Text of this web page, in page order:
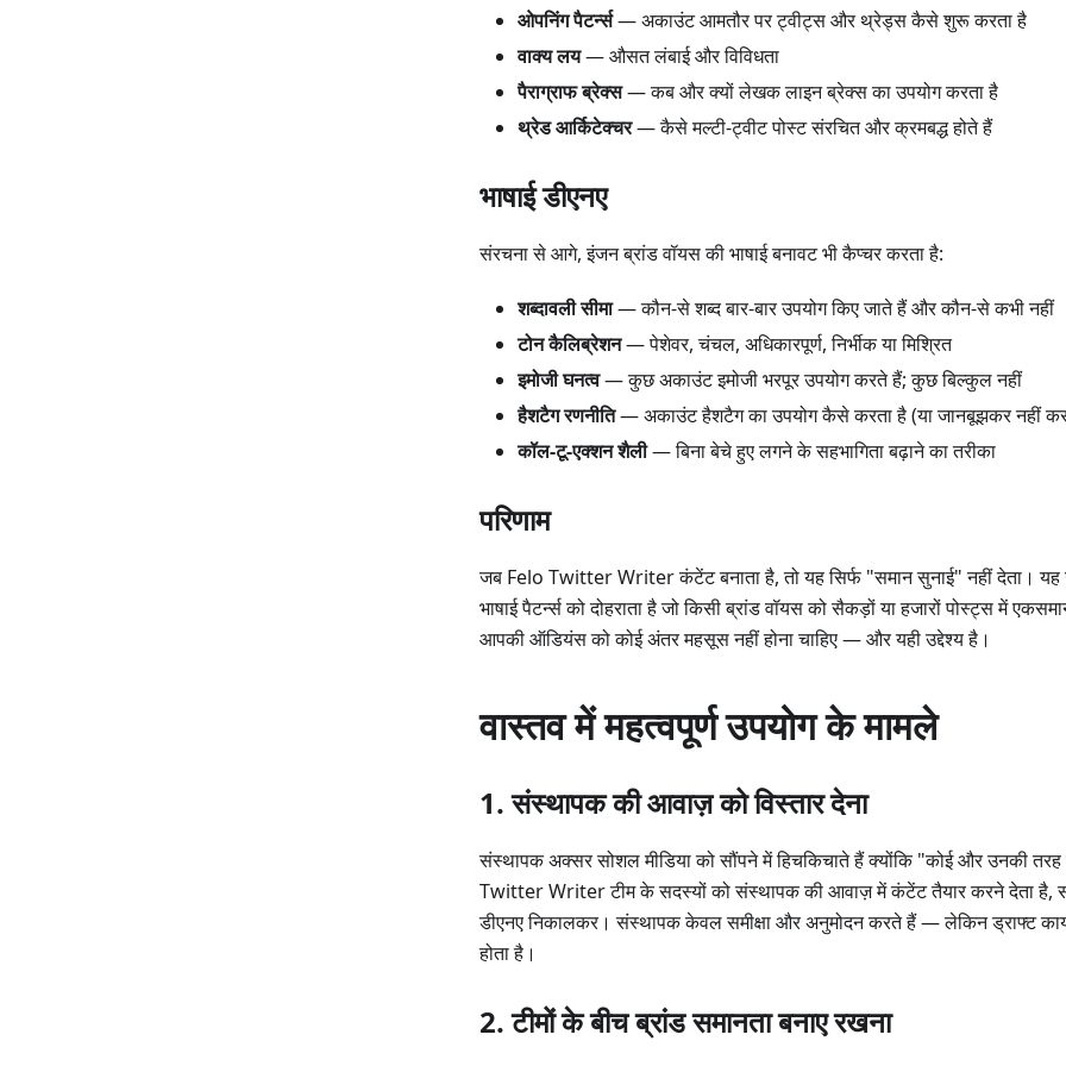
ओपनिंग पैटर्न्स— अकाउंट आमतौर पर ट्वीट्स और थ्रेड्स कैसे शुरू करता है
वाक्य लय— औसत लंबाई और विविधता
पैराग्राफ ब्रेक्स— कब और क्यों लेखक लाइन ब्रेक्स का उपयोग करता है
थ्रेड आर्किटेक्चर— कैसे मल्टी-ट्वीट पोस्ट संरचित और क्रमबद्ध होते हैं
भाषाई डीएनए
संरचना से आगे, इंजन ब्रांड वॉयस की भाषाई बनावट भी कैप्चर करता है:
शब्दावली सीमा— कौन-से शब्द बार-बार उपयोग किए जाते हैं और कौन-से कभी नहीं
टोन कैलिब्रेशन— पेशेवर, चंचल, अधिकारपूर्ण, निर्भीक या मिश्रित
इमोजी घनत्व— कुछ अकाउंट इमोजी भरपूर उपयोग करते हैं; कुछ बिल्कुल नहीं
हैशटैग रणनीति— अकाउंट हैशटैग का उपयोग कैसे करता है (या जानबूझकर नहीं
कॉल-टू-एक्शन शैली— बिना बेचे हुए लगने के सहभागिता बढ़ाने का तरीका
परिणाम
जब Felo Twitter Writer कंटेंट बनाता है, तो यह सिर्फ "समान सुनाई" नहीं देता।
भाषाई पैटर्न्स को दोहराता है जो किसी ब्रांड वॉयस को सैकड़ों या हजारों पोस्ट्स में
आपकी ऑडियंस को कोई अंतर महसूस नहीं होना चाहिए — और यही उद्देश्य है।
वास्तव में महत्वपूर्ण उपयोग के मामले
1. संस्थापक की आवाज़ को विस्तार देना
संस्थापक अक्सर सोशल मीडिया को सौंपने में हिचकिचाते हैं क्योंकि "कोई और उनकी
Twitter Writer टीम के सदस्यों को संस्थापक की आवाज़ में कंटेंट तैयार करने देता
डीएनए निकालकर। संस्थापक केवल समीक्षा और अनुमोदन करते हैं — लेकिन ड्राफ्ट
होता है।
2. टीमों के बीच ब्रांड समानता बनाए रखना